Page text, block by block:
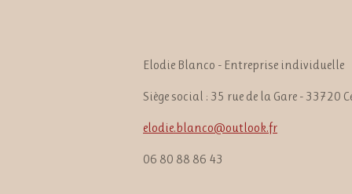
Elodie Blanco - Entreprise individuelle
Siège social : 35 rue de la Gare - 33720
elodie.blanco@outlook.fr
06 80 88 86 43